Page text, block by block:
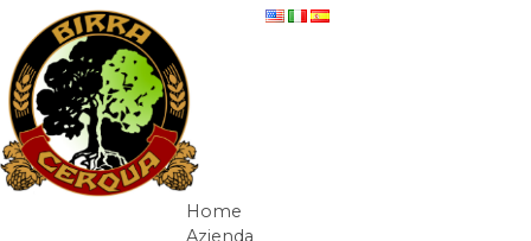
Salta al contenuto
Navigazione
Home
Azienda